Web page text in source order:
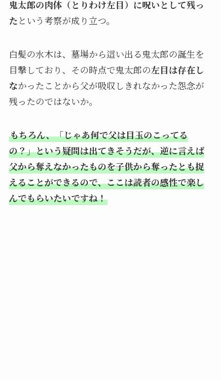
鬼太郎の肉体（とりわけ左目）に呪いとして残っ
たという考察が成り立つ。
白髪の水木は、墓場から這い出る鬼太郎の誕生を
目撃しており、その時点で鬼太郎の左目は存在し
なかったことから父が吸収しきれなかった怨念が
残ったのではないか。
もちろん、「じゃあ何で父は目玉のこってる
の？」という疑問は出てきそうだが、逆に言えば
父から奪えなかったものを子供から奪ったとも捉
えることができるので、ここは読者の感性で楽し
んでもらいたいですね！